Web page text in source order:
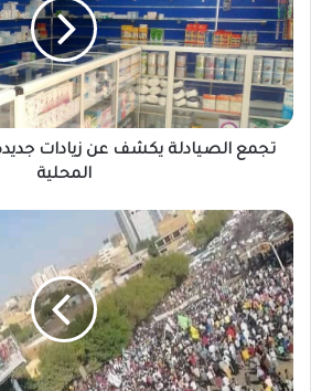
عن
زيادات
جديدة
في
أدوية
الصناعات
المحلية
تجمع الصيادلة يكشف عن زيادات
المحلية
لجان
المقاومة
تحدد
مسار
“مليونية
الميثاق”